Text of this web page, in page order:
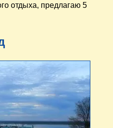
отдыха, предлагаю 5